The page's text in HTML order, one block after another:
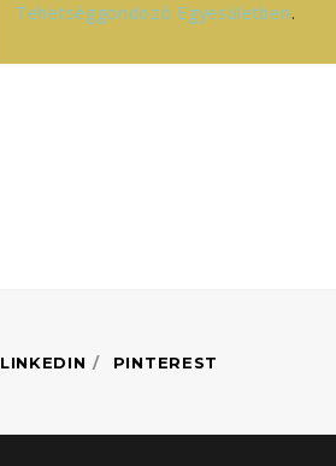
Tehetséggondozó Egyesületben.
LINKEDIN PINTEREST